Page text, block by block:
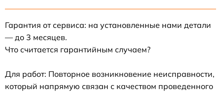
Гарантия от сервиса: на установленные нами детали
— до 3 месяцев.
Что считается гарантийным случаем?
Для работ: Повторное возникновение неисправности,
который напрямую связан с качеством проведенного